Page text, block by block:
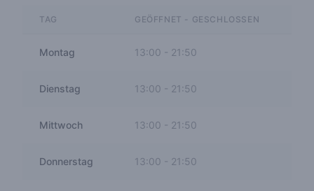
TAG GEÖFFNET - GESCHLOSSEN
Montag 13:00 - 21:50
Dienstag 13:00 21:50
Mittwoch 13:00 - 21:50
Donnerstag 13:00 21:50